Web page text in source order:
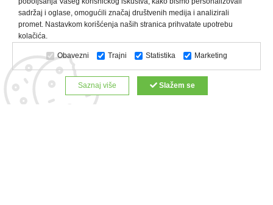
Kategorije proizvoda: Olovke i markeri
Privesci i trakice
Upaljači
USB Tehnologija Tekstil
Kačketi i kape
Notesi i rokovnici
Kancelarija Satovi
Kišobrani
Torbe i putovanja
Kuhinjski setovi
Alati i oprema
Relaksacija, lepota i zdravlje
Kalendari
Custom proizvodi
Digitalna štampa
sadržaj i oglase, omogućili značaj društvenih medija i analizirali
promet. Nastavkom korišćenja naših stranica prihvatate upotrebu
kolačića.
Obavezni Trajni Statistika Marketing
Saznaj više Slažem se